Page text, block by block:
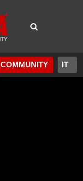
COMMUNITY